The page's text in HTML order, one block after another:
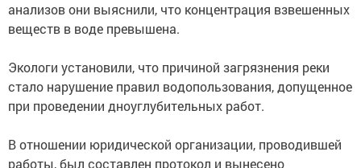
анализов они выяснили, что концентрация взвешенных
веществ в воде превышена.
Экологи установили, что причиной загрязнения реки
стало нарушение правил водопользования, допущенное
при проведении дноуглубительных работ.
В отношении юридической организации, проводившей
работы, был составлен протокол и вынесено